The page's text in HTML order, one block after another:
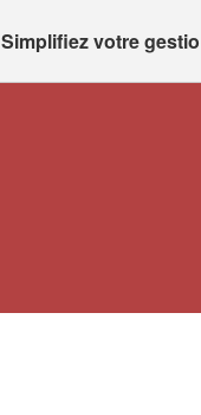
Simplifiez votre